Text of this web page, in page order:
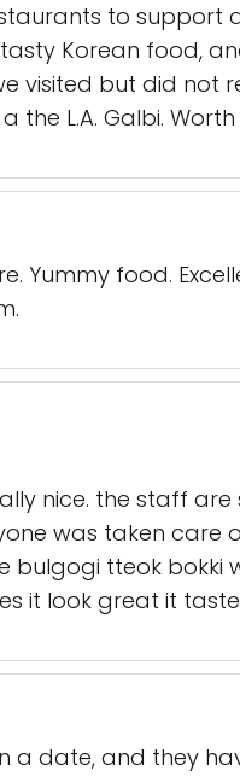
to
Korean food,
visited but did not
L.A. Galbi.
Yummy food.
nice. the staff
was taken care
tteok bokki
it look great it
date, and they